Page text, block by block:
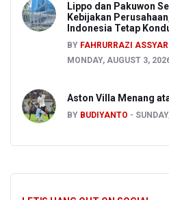
Lippo dan Pakuwon
Kebijakan
Indonesia Tetap
BY FAHRURRAZI ASSYAR
MONDAY, AUGUST 3,
Aston Villa Menang
BY BUDIYANTO